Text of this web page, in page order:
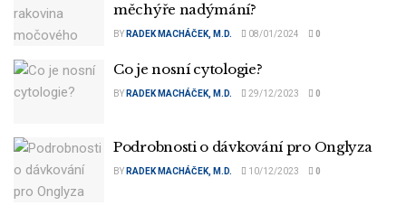
měchýře nadýmání?
BY RADEK MACHÁČEK, M.D. 08/01/2024 0
Co je nosní cytologie?
BY RADEK MACHÁČEK, M.D. 29/12/2023 0
Podrobnosti o dávkování pro Onglyza
BY RADEK MACHÁČEK, M.D. 10/12/2023 0